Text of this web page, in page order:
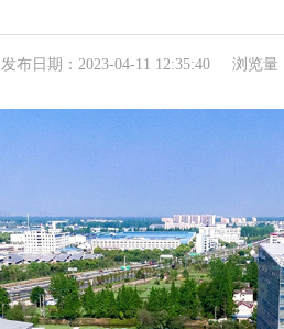
发布日期：2023-04-11 12:35:40 浏览量